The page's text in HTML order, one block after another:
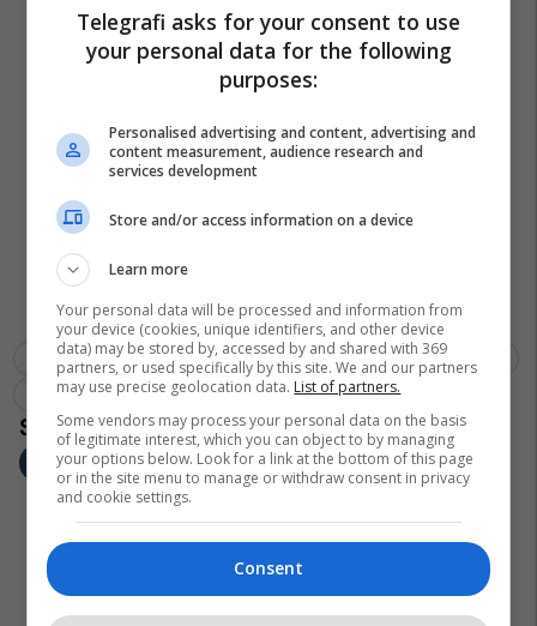
Shtëpia E Bardhë Washington Dc Donald Trump
Tentim Sulmi
Cole Allen
Telegrafi asks for your consent to use
your personal data for the following
purposes:
Personalised advertising and content, advertising and
content measurement, audience research and
services development
Store and/or access information on a device
Learn more
Your personal data will be processed and information from
your device (cookies, unique identifiers, and other device
data) may be stored by, accessed by and shared with 369
partners, or used specifically by this site. We and our partners
may use precise geolocation data. List of partners.
Some vendors may process your personal data on the basis
of legitimate interest, which you can object to by managing
your options below. Look for a link at the bottom of this page
or in the site menu to manage or withdraw consent in privacy
and cookie settings.
Consent